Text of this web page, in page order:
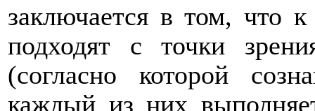
заключается в том, что
подходят с точки
(согласно которой
каждый из них